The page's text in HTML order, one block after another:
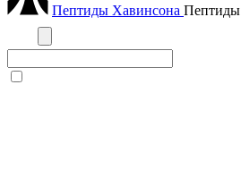
Пептиды Хавинсона Пептиды